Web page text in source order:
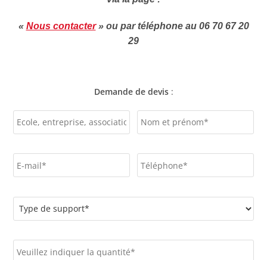
« Nous contacter» ou par téléphone au 06 70 67 20
29
Demande de devis: